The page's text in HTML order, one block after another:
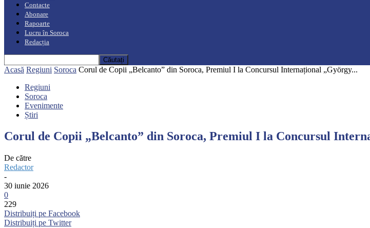
Contacte
Abonare
Rapoarte
Lucru în Soroca
Redacția
Acasă Regiuni Soroca Corul de Copii „Belcanto” din Soroca, Premiul I la Concursul Internațional „György...
Regiuni
Soroca
Evenimente
Știri
Corul de Copii „Belcanto” din Soroca, Premiul I la Concursul
De către
Redactor
-
30 iunie 2026
0
229
Distribuiți pe Facebook
Distribuiți pe Twitter